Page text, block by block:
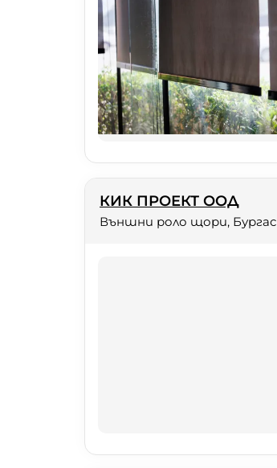
КИК ПРОЕКТ ООД
Външни роло щори, Бургас